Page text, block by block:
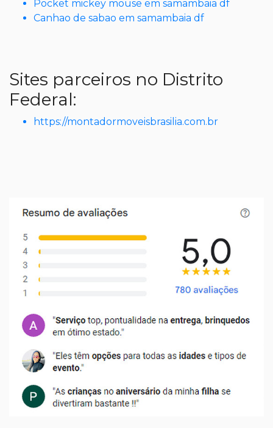
Pocket mickey mouse em samambaia df
Canhao de sabao em samambaia df
Sites parceiros no Distrito
Federal:
https://montadormoveisbrasilia.com.br